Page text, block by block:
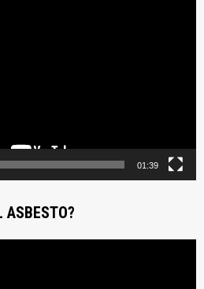
01:39
ASBESTO?